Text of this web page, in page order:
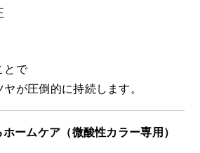
とで
が圧倒的に持続します。
ームケア（微酸性カラー専用）